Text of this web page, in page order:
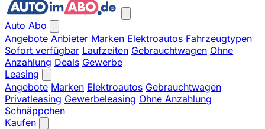
Auto Abo
Angebote Anbieter Marken Elektroautos Fahrzeugtypen
Sofort verfügbar Laufzeiten Gebrauchtwagen Ohne
Anzahlung Deals Gewerbe
Leasing
Angebote Marken Elektroautos Gebrauchtwagen
Privatleasing Gewerbeleasing Ohne Anzahlung
Schnäppchen
Kaufen